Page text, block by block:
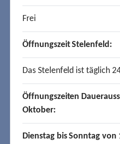
Frei
Öffnungszeit Stelenfeld:
Das Stelenfeld ist täglich
Öffnungszeiten
Oktober:
Dienstag bis Sonntag von